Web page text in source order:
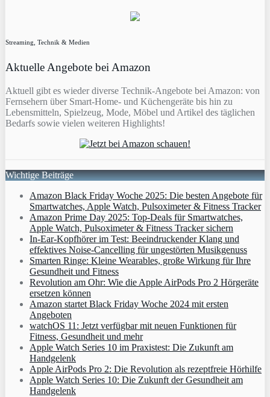
Streaming, Technik & Medien
Aktuelle Angebote bei Amazon
Aktuell gibt es wieder diverse Technik-Angebote bei Amazon: von
Fernsehern über Smart-Home- und Küchengeräte bis hin zu
Lebensmitteln, Spielzeug, Mode, Möbel und Artikel des täglichen
Bedarfs sowie vielen weiteren Highlights!
Wichtige Beiträge
Amazon Black Friday Woche 2025: Die besten Angebote für
Smartwatches, Apple Watch, Pulsoximeter & Fitness Tracker
Amazon Prime Day 2025: Top-Deals für Smartwatches,
Apple Watch, Pulsoximeter & Fitness Tracker sichern
In-Ear-Kopfhörer im Test: Beeindruckender Klang und
effektives Noise-Cancelling für ungestörten Musikgenuss
Smarten Ringe: Kleine Wearables, große Wirkung für Ihre
Gesundheit und Fitness
Revolution am Ohr: Wie die Apple AirPods Pro 2 Hörgeräte
ersetzen können
Amazon startet Black Friday Woche 2024 mit ersten
Angeboten
watchOS 11: Jetzt verfügbar mit neuen Funktionen für
Fitness, Gesundheit und mehr
Apple Watch Series 10 im Praxistest: Die Zukunft am
Handgelenk
Apple AirPods Pro 2: Die Revolution als rezeptfreie Hörhilfe
Apple Watch Series 10: Die Zukunft der Gesundheit am
Handgelenk